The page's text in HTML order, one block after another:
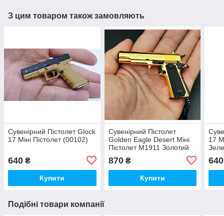
З цим товаром також замовляють
Сувенірний Пістолет Glock
17 Міні Пістолет (00102)
640 ₴
Купити
Сувенірний Пістолет
Golden Eagle Desert Міні
Пістолет M1911 Золотий
870₴
Купити
17
640
Подібні товари компанії